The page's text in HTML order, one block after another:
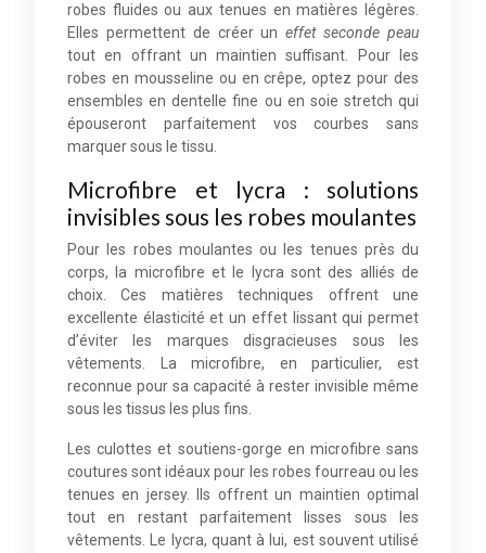
robes fluides ou aux tenues en matières légères.
Elles permettent de créer uneffet seconde peau
tout en offrant un maintien suffisant. Pour les
robes en mousseline ou en crêpe, optez pour des
ensembles en dentelle fine ou en soie stretch qui
épouseront parfaitement vos courbes sans
marquer sous le tissu.
Microfibre et lycra : solutions
invisibles sous les robes moulantes
Pour les robes moulantes ou les tenues près du
corps, la microfibre et le lycra sont des alliés de
choix. Ces matières techniques offrent une
excellente élasticité et un effet lissant qui permet
d’éviter les marques disgracieuses sous les
vêtements. La microfibre, en particulier, est
reconnue pour sa capacité à rester invisible même
sous les tissus les plus fins.
Les culottes et soutiens-gorge en microfibre sans
coutures sont idéaux pour les robes fourreau ou les
tenues en jersey. Ils offrent un maintien optimal
tout en restant parfaitement lisses sous les
vêtements. Le lycra, quant à lui, est souvent utilisé